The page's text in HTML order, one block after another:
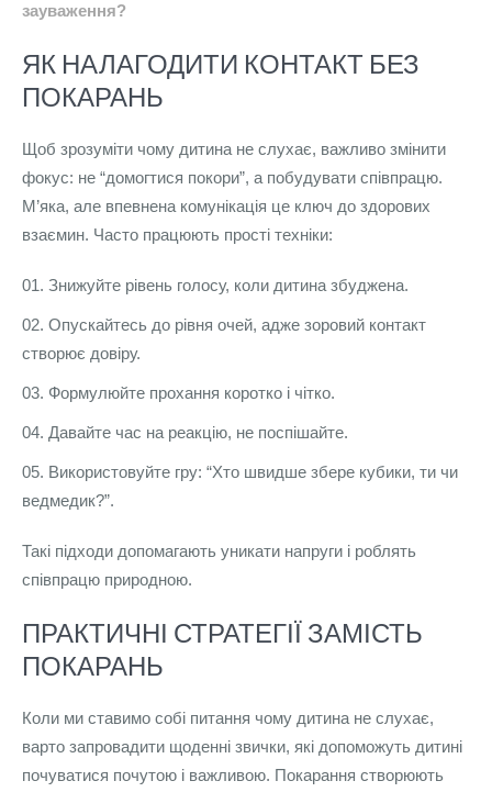
зауваження?
ЯК НАЛАГОДИТИ КОНТАКТ БЕЗ
ПОКАРАНЬ
Щоб зрозуміти чому дитина не слухає, важливо змінити
фокус: не “домогтися покори”, а побудувати співпрацю.
М’яка, але впевнена комунікація це ключ до здорових
взаємин. Часто працюють прості техніки:
Знижуйте рівень голосу, коли дитина збуджена.
Опускайтесь до рівня очей, адже зоровий контакт
створює довіру.
Формулюйте прохання коротко і чітко.
Давайте час на реакцію, не поспішайте.
Використовуйте гру: “Хто швидше збере кубики, ти чи
ведмедик?”.
Такі підходи допомагають уникати напруги і роблять
співпрацю природною.
ПРАКТИЧНІ СТРАТЕГІЇ ЗАМІСТЬ
ПОКАРАНЬ
Коли ми ставимо собі питання чому дитина не слухає,
варто запровадити щоденні звички, які допоможуть дитині
почуватися почутою і важливою. Покарання створюють